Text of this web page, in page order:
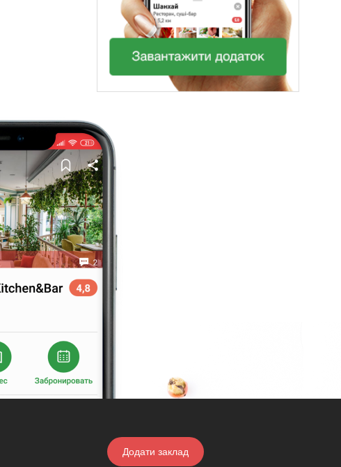
Додати заклад